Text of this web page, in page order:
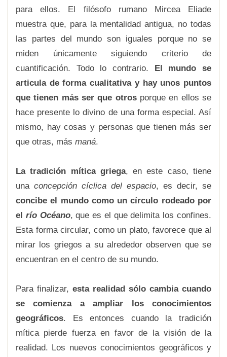
para ellos. El filósofo rumano Mircea Eliade
muestra que, para la mentalidad antigua, no todas
las partes del mundo son iguales porque no se
miden únicamente siguiendo criterio de
cuantificación. Todo lo contrario. El mundo se
articula de forma cualitativa y hay unos puntos
que tienen más ser que otrosporque en ellos se
hace presente lo divino de una forma especial. Así
mismo, hay cosas y personas que tienen más ser
que otras, más maná.
La tradición mítica griega, en este caso, tiene
una concepción cíclica del espacio, es decir, se
concibe el mundo como un círculo rodeado por
el río Océano, que es el que delimita los confines.
Esta forma circular, como un plato, favorece que al
mirar los griegos a su alrededor observen que se
encuentran en el centro de su mundo.
Para finalizar, esta realidad sólo cambia cuando
se comienza a ampliar los conocimientos
geográficos. Es entonces cuando la tradición
mítica pierde fuerza en favor de la visión de la
realidad. Los nuevos conocimientos geográficos y